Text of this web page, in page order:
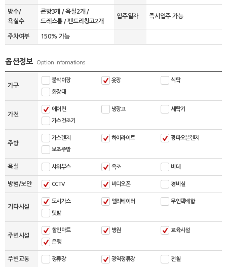
방수/
욕실수
큰방3개 / 욕실2개 /
드레스룸 / 펜트리창고2개
입주일자 즉시입주 가능
주차여부 150% 가능
옵션정보 Option Infomations
가구
붙박이장 옷장 식탁
화장대
가전
에어컨 냉장고 세탁기
가스건조기
주방
가스렌지 하이라이트 광파오븐렌지
보조주방
욕실 샤워부스 욕조 비데
방범/보안 CCTV 비디오폰 경비실
기타시설
도시가스 엘리베이터 무인택배함
텃밭
주변시설
할인마트 병원 교육시설
은행
주변교통 정류장 광역정류장 전철